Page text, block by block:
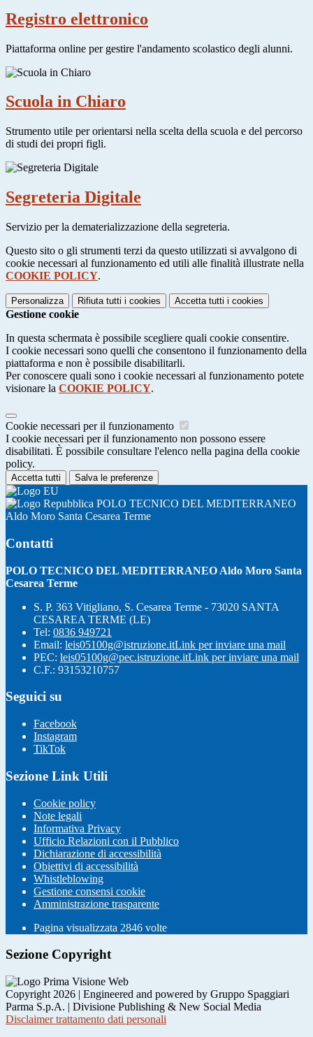
Registro elettronico
Piattaforma online per gestire l'andamento scolastico degli alunni.
Scuola in Chiaro
Strumento utile per orientarsi nella scelta della scuola e del percorso
di studi dei propri figli.
Segreteria Digitale
Servizio per la dematerializzazione della segreteria.
Questo sito o gli strumenti terzi da questo utilizzati si avvalgono di
cookie necessari al funzionamento ed utili alle finalità illustrate nella
COOKIE POLICY.
Personalizza Rifiuta tutti i cookies Accetta tutti i cookies
Gestione cookie
In questa schermata è possibile scegliere quali cookie consentire.
I cookie necessari sono quelli che consentono il funzionamento della
piattaforma e non è possibile disabilitarli.
Per conoscere quali sono i cookie necessari al funzionamento potete
visionare la COOKIE POLICY.
Cookie necessari per il funzionamento
I cookie necessari per il funzionamento non possono essere
disabilitati. È possibile consultare l'elenco nella pagina della cookie
policy.
Accetta tutti Salva le preferenze
POLO TECNICO DEL MEDITERRANEO
Aldo Moro Santa Cesarea Terme
Contatti
POLO TECNICO DEL MEDITERRANEO Aldo Moro Santa
Cesarea Terme
S. P. 363 Vitigliano, S. Cesarea Terme - 73020 SANTA
CESAREA TERME (LE)
Tel: 0836 949721
Email: leis05100g@istruzione.itLink per inviare una mail
PEC: leis05100g@pec.istruzione.itLink per inviare una mail
C.F.: 93153210757
Seguici su
Facebook
Instagram
TikTok
Sezione Link Utili
Cookie policy
Note legali
Informativa Privacy
Ufficio Relazioni con il Pubblico
Dichiarazione di accessibilità
Obiettivi di accessibilità
Whistleblowing
Gestione consensi cookie
Amministrazione trasparente
Pagina visualizzata 2846 volte
Sezione Copyright
Copyright 2026 | Engineered and powered by Gruppo Spaggiari
Parma S.p.A. | Divisione Publishing & New Social Media
Disclaimer trattamento dati personali